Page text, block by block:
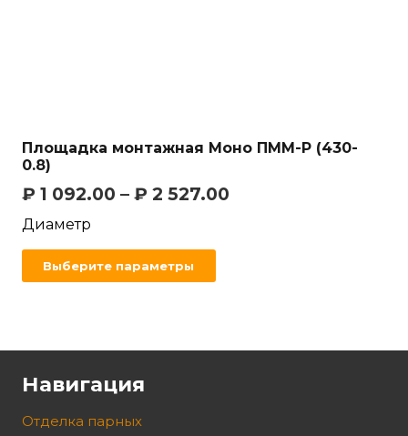
Площадка монтажная Моно ПММ-Р (430-
0.8)
₽ 1 092.00 – ₽ 2 527.00
Диаметр
Выберите параметры
Навигация
Отделка парных